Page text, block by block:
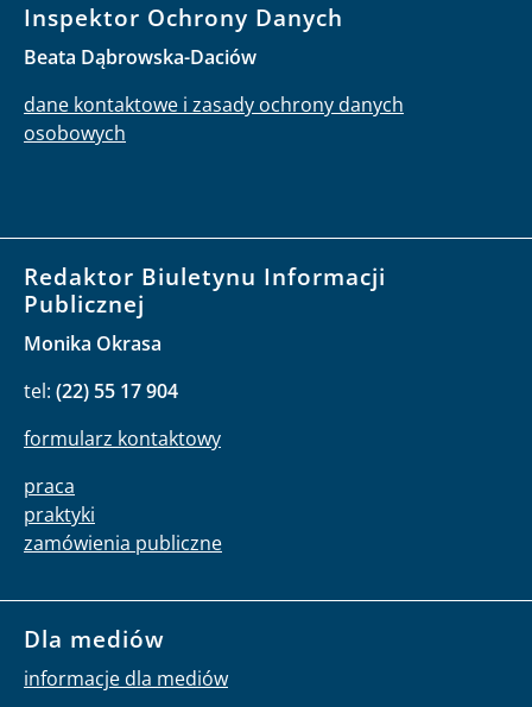
Inspektor Ochrony Danych
Beata Dąbrowska-Daciów
dane kontaktowe i zasady ochrony danych
osobowych
Redaktor Biuletynu Informacji
Publicznej
Monika Okrasa
tel: (22) 55 17 904
formularz kontaktowy
praca
praktyki
zamówienia publiczne
Dla mediów
informacje dla mediów